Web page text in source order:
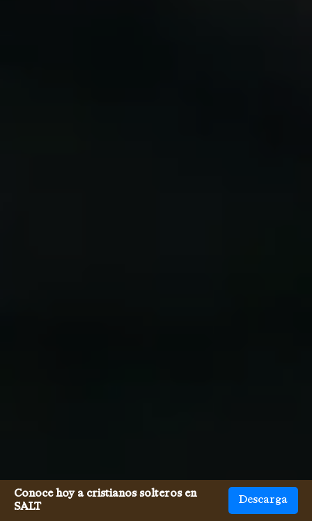
Conoce hoy a cristianos solteros en
SALT
Descarga